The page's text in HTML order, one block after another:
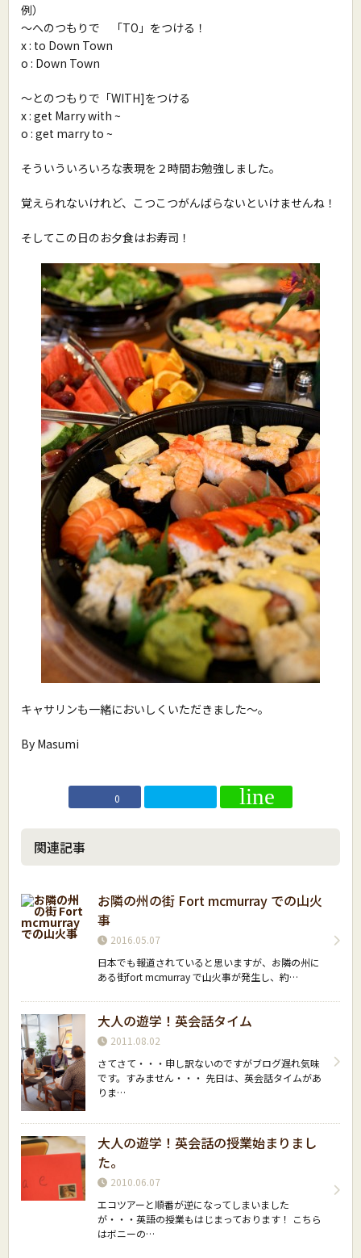
例）
〜へのつもりで 「TO」をつける！
x : to Down Town
o : Down Town
〜とのつもりで「WITH]をつける
x : get Marry with ~
o : get marry to ~
そういういろいろな表現を２時間お勉強しました。
覚えられないけれど、こつこつがんばらないといけませんね！
そしてこの日のお夕食はお寿司！
キャサリンも一緒においしくいただきました〜。
By Masumi
0
関連記事
お隣の州の街 Fort mcmurray での山火
事
2016.05.07
日本でも報道されていると思いますが、お隣の州に
ある街fort mcmurray で山火事が発生し、約…
大人の遊学！英会話タイム
2011.08.02
さてさて・・・申し訳ないのですがブログ遅れ気味
です。すみません・・・ 先日は、英会話タイムがあ
りま…
大人の遊学！英会話の授業始まりまし
た。
2010.06.07
エコツアーと順番が逆になってしまいました
が・・・英語の授業もはじまっております！ こちら
はボニーの…